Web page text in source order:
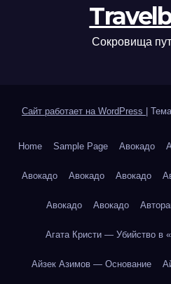
Сокровища
Сайт работает на WordPress
Home Sample Page Авокадо
Авокадо Авокадо Авокадо
Авокадо Авокадо
Агата Кристи — Убийство в
Айзек Азимов — Основание